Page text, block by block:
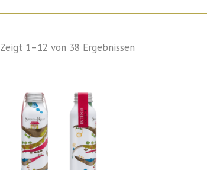
Zeigt 1–12 von 38 Ergebnissen